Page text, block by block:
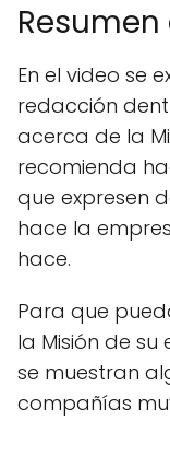
En el video se
redacción
acerca de la
recomienda
que expresen
hace la
hace.
Para que
la Misión de
se muestran
compañías